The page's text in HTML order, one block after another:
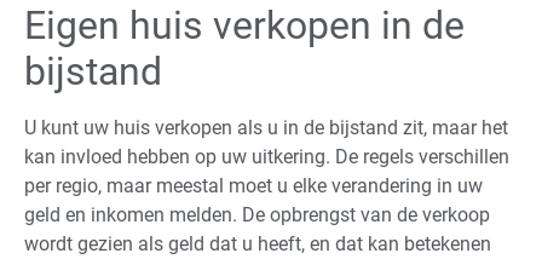
Eigen huis verkopen in de
bijstand
U kunt uw huis verkopen als u in de bijstand zit, maar het
kan invloed hebben op uw uitkering. De regels verschillen
per regio, maar meestal moet u elke verandering in uw
geld en inkomen melden. De opbrengst van de verkoop
wordt gezien als geld dat u heeft, en dat kan betekenen